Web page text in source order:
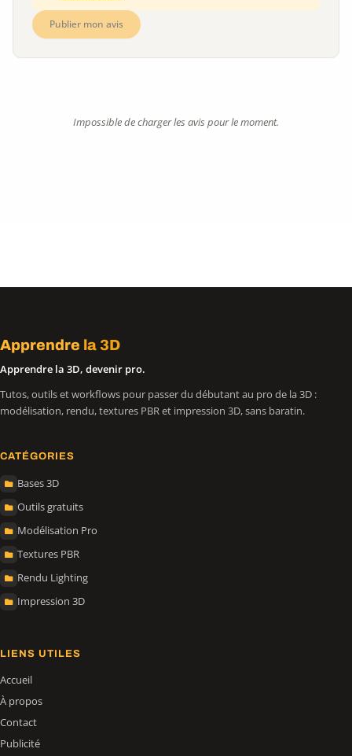
Publier mon avis
Impossible de charger les avis pour le moment.
Apprendre la 3D
Apprendre la 3D, devenir pro.
Tutos, outils et workflows pour passer du débutant au pro de la 3D :
modélisation, rendu, textures PBR et impression 3D, sans baratin.
CATÉGORIES
Bases 3D
Outils gratuits
Modélisation Pro
Textures PBR
Rendu Lighting
Impression 3D
LIENS UTILES
Accueil
À propos
Contact
Publicité